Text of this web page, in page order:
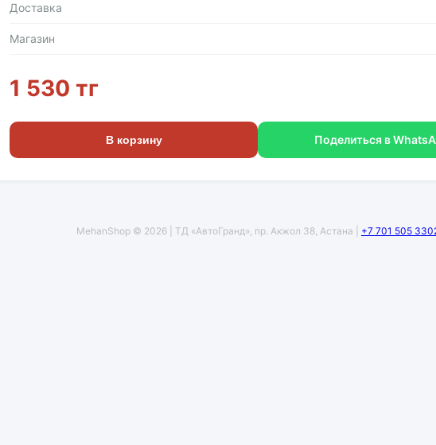
Доставка
Магазин
1 530 тг
В корзину Поделиться в
MehanShop © 2026 | ТД «АвтоГранд», пр. Акжол 38, Астана | +7 701 505